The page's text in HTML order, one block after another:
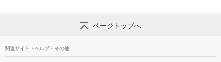
ページトップへ
関連サイト・ヘルプ・その他